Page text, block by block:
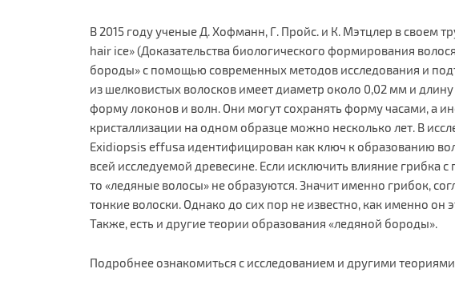
В 2015 году ученые Д. Хофманн, Г. Пройс. и К. Мэтцлер в своем
hair ice» (Доказательства биологического формирования
бороды» с помощью современных методов исследования и
из шелковистых волосков имеет диаметр около 0,02 мм и
форму локонов и волн. Они могут сохранять форму часами, а
кристаллизации на одном образце можно несколько лет. В
Exidiopsis effusa идентифицирован как ключ к образованию
всей исследуемой древесине. Если исключить влияние
то «ледяные волосы» не образуются. Значит именно грибок,
тонкие волоски. Однако до сих пор не известно, как именно он
Также, есть и другие теории образования «ледяной бороды».
Подробнее ознакомиться с исследованием и другими